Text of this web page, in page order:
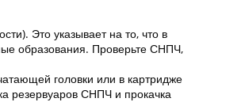
Это указывает на то, что в
образования. Проверьте СНПЧ,
головки или в картридже
резервуаров СНПЧ и прокачка